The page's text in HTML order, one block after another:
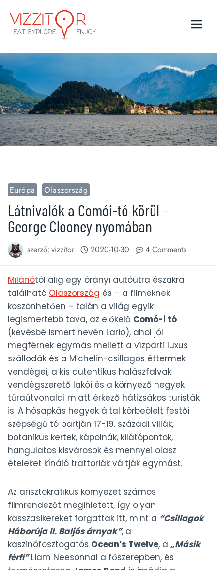
content
Európa Olaszország
Látnivalók a Comói-tó körül –
George Clooney nyomában
szerző:vizzitor 2020-10-30 4 Comments
Milánótól alig egy órányi autóútra északra
található Olaszország és – a filmeknek
köszönhetően – talán a világ egyik
legismertebb tava, az előkelő Comó-i tó
(kevésbé ismert nevén Lario), ahol jól
megférnek egymás mellett a vízparti luxus
szállodák és a Michelin-csillagos éttermek
vendégei, a kis autentikus halászfalvak
vendégszerető lakói és a környező hegyek
túraútvonalai miatt érkező hátizsákos turisták
is. A hósapkás hegyek által körbeölelt festői
szépségű tó partján 17-19. századi villák,
botanikus kertek, kápolnák, kilátópontok,
hangulatos kisvárosok és mennyei olasz
ételeket kínáló trattoriák váltják egymást.
Az arisztokratikus környezet számos
filmrendezőt megihletett, így olyan
kasszasikereket forgattak itt, mint a “Csillagok
Háborúja II. Baljós árnyak”, a
kaszinófosztogatós Ocean’s Twelve, a „Másik
férfi”Liam Neesonnal a főszerepben, és